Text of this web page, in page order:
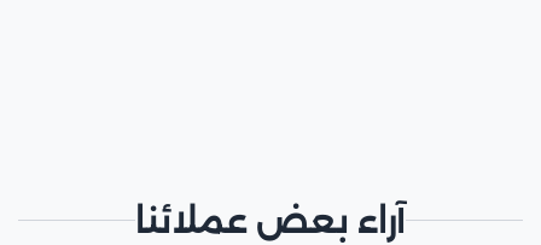
آراء بعض عملائنا